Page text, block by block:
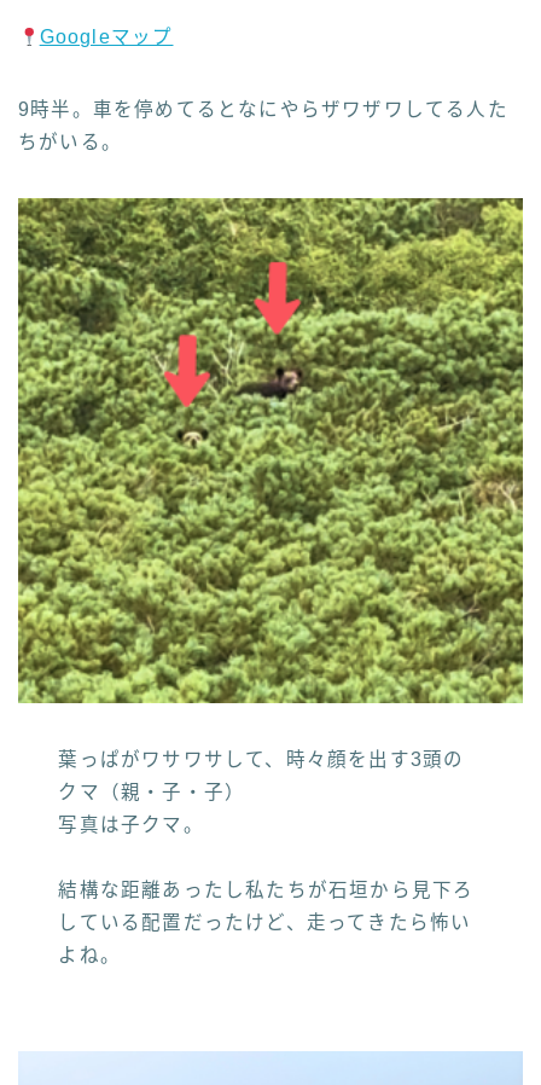
Googleマップ
9時半。車を停めてるとなにやらザワザワしてる人た
ちがいる。
葉っぱがワサワサして、時々顔を出す3頭の
クマ（親・子・子）
写真は子クマ。
結構な距離あったし私たちが石垣から見下ろ
している配置だったけど、走ってきたら怖い
よね。